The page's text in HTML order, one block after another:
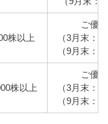
株以上
ご優
（3月末：
（9月末：
株以上
ご優
（3月末：
（9月末：